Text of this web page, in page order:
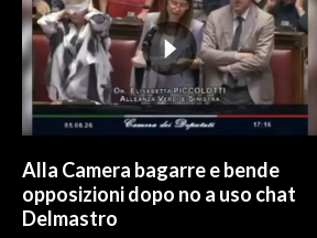
Alla Camera bagarre e bende
opposizioni dopo no a uso chat
Delmastro